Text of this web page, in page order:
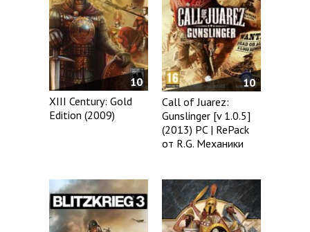
10
XIII Century: Gold
Edition (2009)
10
Call of Juarez:
Gunslinger [v 1.0.5]
(2013) PC | RePack
от R.G. Механики